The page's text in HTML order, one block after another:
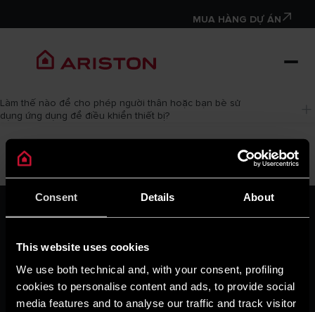
Consent Details About
This website uses cookies
We use both technical and, with your consent, profiling
cookies to personalise content and ads, to provide social
media features and to analyse our traffic and track visitor
MUA HÀNG DỰ ÁN
Làm thế nào để cho phép người thân hoặc bạn bè sử
dụng ứng dụng để điều khiển thiết bị?
Tập đoàn Ariston
TẠP CHÍ
Mẹo & giải pháp
Tin tức